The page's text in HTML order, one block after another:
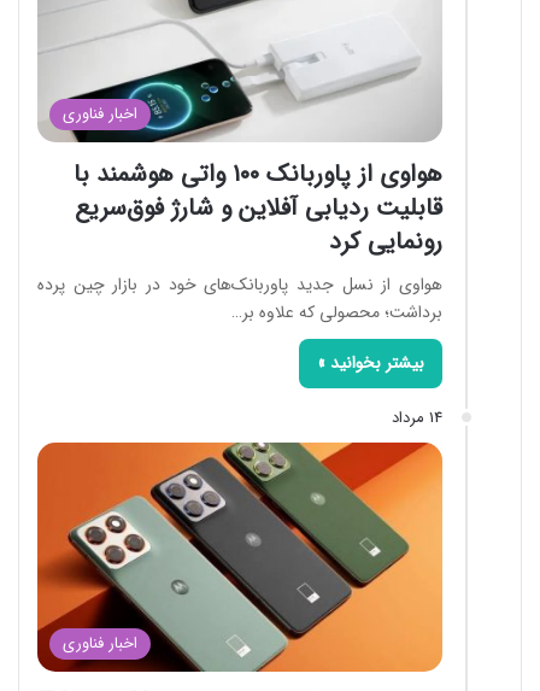
اخبار فناوری
هواوی از پاوربانک ۱۰۰ واتی هوشمند با
قابلیت ردیابی آفلاین و شارژ فوق‌سریع
رونمایی کرد
هواوی از نسل جدید پاوربانک‌های خود در بازار چین پرده
برداشت؛ محصولی که علاوه بر…
بیشتر بخوانید »
14 مرداد
اخبار فناوری